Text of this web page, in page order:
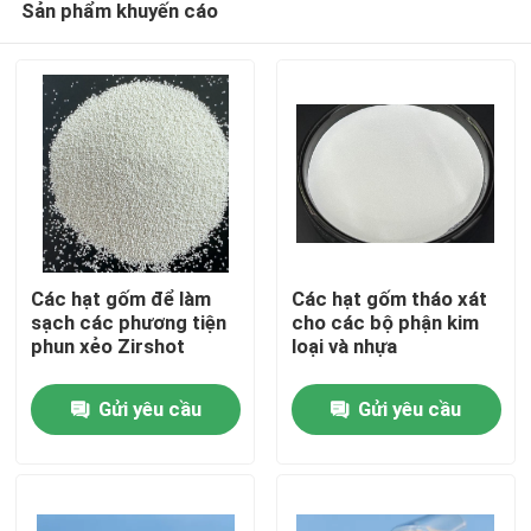
Sản phẩm khuyến cáo
Các hạt gốm để làm
sạch các phương tiện
phun xẻo Zirshot
Gửi yêu cầu
Các hạt gốm tháo xát
cho các bộ phận kim
loại và nhựa
Gửi yêu cầu